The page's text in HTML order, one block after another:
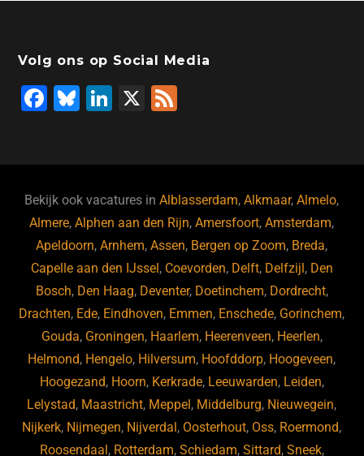
Volg ons op Social Media
F
b
o
o
k
Bl
ky
Li
dI
n
X
Bekijk ook vacatures inAlblasserdam,Alkmaar,Almelo,
Almere,Alphen aan den Rijn,Amersfoort,Amsterdam,
Apeldoorn,Arnhem,Assen, Bergen op Zoom, Breda,
Capelle aan den IJssel, Coevorden, Delft, Delfzijl, Den
Bosch, Den Haag, Deventer, Doetinchem, Dordrecht,
Drachten, Ede, Eindhoven, Emmen, Enschede, Gorinchem,
Gouda, Groningen, Haarlem, Heerenveen, Heerlen,
Helmond, Hengelo, Hilversum, Hoofddorp, Hoogeveen,
Hoogezand, Hoorn, Kerkrade, Leeuwarden, Leiden,
Lelystad, Maastricht, Meppel, Middelburg, Nieuwegein,
Nijkerk, Nijmegen, Nijverdal, Oosterhout, Oss, Roermond,
Roosendaal, Rotterdam, Schiedam, Sittard, Sneek,